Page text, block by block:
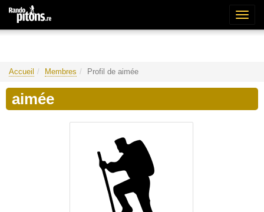
Accueil Membres Profil de aimée
aimée